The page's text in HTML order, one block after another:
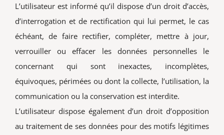
L’utilisateur est informé qu’il dispose d’un droit d’accès,
d’interrogation et de rectification qui lui permet, le cas
échéant, de faire rectifier, compléter, mettre à jour,
verrouiller ou effacer les données personnelles le
concernant qui sont inexactes, incomplètes,
équivoques, périmées ou dont la collecte, l’utilisation, la
communication ou la conservation est interdite.
L’utilisateur dispose également d’un droit d’opposition
au traitement de ses données pour des motifs légitimes